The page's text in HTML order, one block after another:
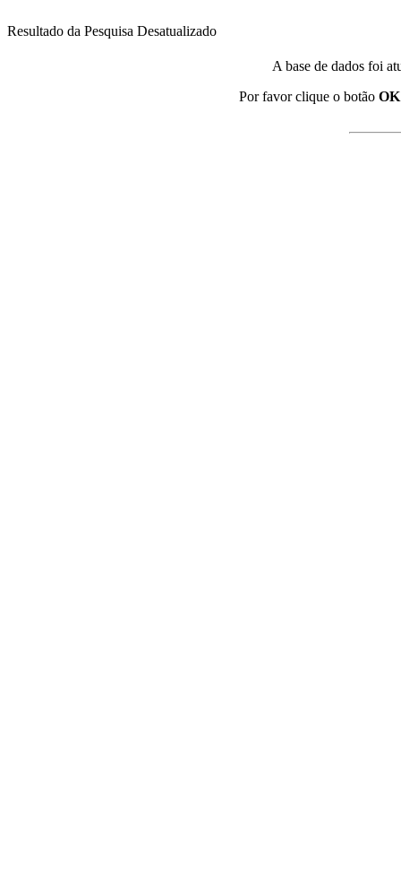
Resultado da Pesquisa Desatualizado
A base de dados foi
Por favor clique o botão OK